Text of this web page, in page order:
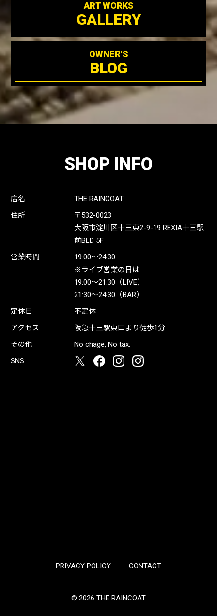
ART WORKS
GALLERY
OWNER'S
BLOG
SHOP INFO
店名
THE RAINCOAT
住所
〒532-0023
大阪市淀川区十三東2-9-19 REXIA十三駅
前BLD 5F
営業時間
19:00〜24:30
※ライブ営業の日は
19:00〜21:30（LIVE）
21:30〜24:30（BAR）
定休日
不定休
アクセス
阪急十三駅東口より徒歩1分
その他
No chage, No tax.
SNS
PRIVACY POLICY CONTACT
© 2026 THE RAINCOAT